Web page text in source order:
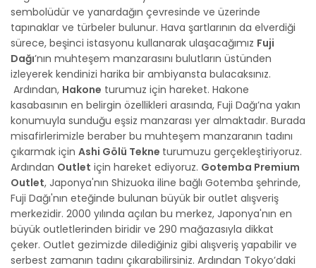
sembolüdür ve yanardağın çevresinde ve üzerinde
tapınaklar ve türbeler bulunur. Hava şartlarının da elverdiği
sürece, beşinci istasyonu kullanarak ulaşacağımız Fuji
Dağı’nın muhteşem manzarasını bulutların üstünden
izleyerek kendinizi harika bir ambiyansta bulacaksınız.
Ardından, Hakone turumuz için hareket. Hakone
kasabasının en belirgin özellikleri arasında, Fuji Dağı’na yakın
konumuyla sunduğu eşsiz manzarası yer almaktadır. Burada
misafirlerimizle beraber bu muhteşem manzaranın tadını
çıkarmak için Ashi Gölü Tekne turumuzu gerçekleştiriyoruz.
Ardından Outlet için hareket ediyoruz. Gotemba Premium
Outlet, Japonya'nın Shizuoka iline bağlı Gotemba şehrinde,
Fuji Dağı'nın eteğinde bulunan büyük bir outlet alışveriş
merkezidir. 2000 yılında açılan bu merkez, Japonya'nın en
büyük outletlerinden biridir ve 290 mağazasıyla dikkat
çeker. Outlet gezimizde dilediğiniz gibi alışveriş yapabilir ve
serbest zamanın tadını çıkarabilirsiniz. Ardından Tokyo’daki